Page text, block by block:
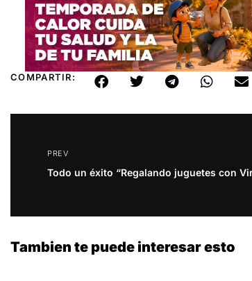
COMPARTIR:
PREV
Tambien te puede interesar esto